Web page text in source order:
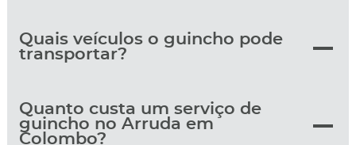
Quais veículos o guincho pode
transportar?
Quanto custa um serviço de
guincho no Arruda em
Colombo?